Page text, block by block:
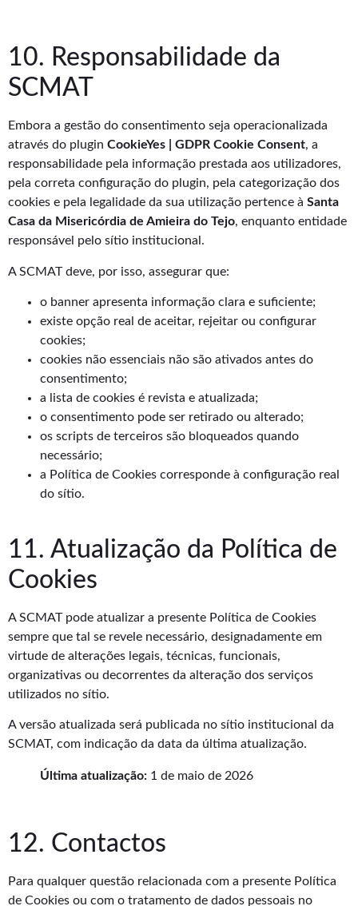
10. Responsabilidade da
SCMAT
Embora a gestão do consentimento seja operacionalizada
através do plugin CookieYes | GDPR Cookie Consent, a
responsabilidade pela informação prestada aos utilizadores,
pela correta configuração do plugin, pela categorização dos
cookies e pela legalidade da sua utilização pertence à Santa
Casa da Misericórdia de Amieira do Tejo, enquanto entidade
responsável pelo sítio institucional.
A SCMAT deve, por isso, assegurar que:
o banner apresenta informação clara e suficiente;
existe opção real de aceitar, rejeitar ou configurar
cookies;
cookies não essenciais não são ativados antes do
consentimento;
a lista de cookies é revista e atualizada;
o consentimento pode ser retirado ou alterado;
os scripts de terceiros são bloqueados quando
necessário;
a Política de Cookies corresponde à configuração real
do sítio.
11. Atualização da Política de
Cookies
A SCMAT pode atualizar a presente Política de Cookies
sempre que tal se revele necessário, designadamente em
virtude de alterações legais, técnicas, funcionais,
organizativas ou decorrentes da alteração dos serviços
utilizados no sítio.
A versão atualizada será publicada no sítio institucional da
SCMAT, com indicação da data da última atualização.
Última atualização: 1 de maio de 2026
12. Contactos
Para qualquer questão relacionada com a presente Política
de Cookies ou com o tratamento de dados pessoais no